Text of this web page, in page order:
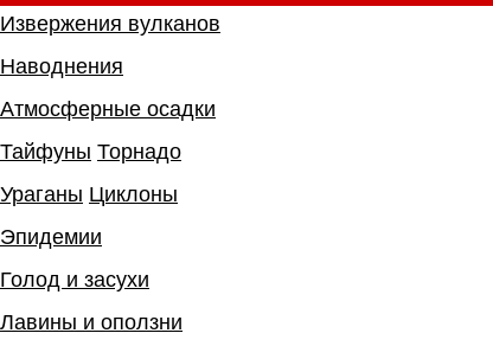
Извержения вулканов
Наводнения
Атмосферные осадки
Тайфуны Торнадо
Ураганы Циклоны
Эпидемии
Голод и засухи
Лавины и оползни